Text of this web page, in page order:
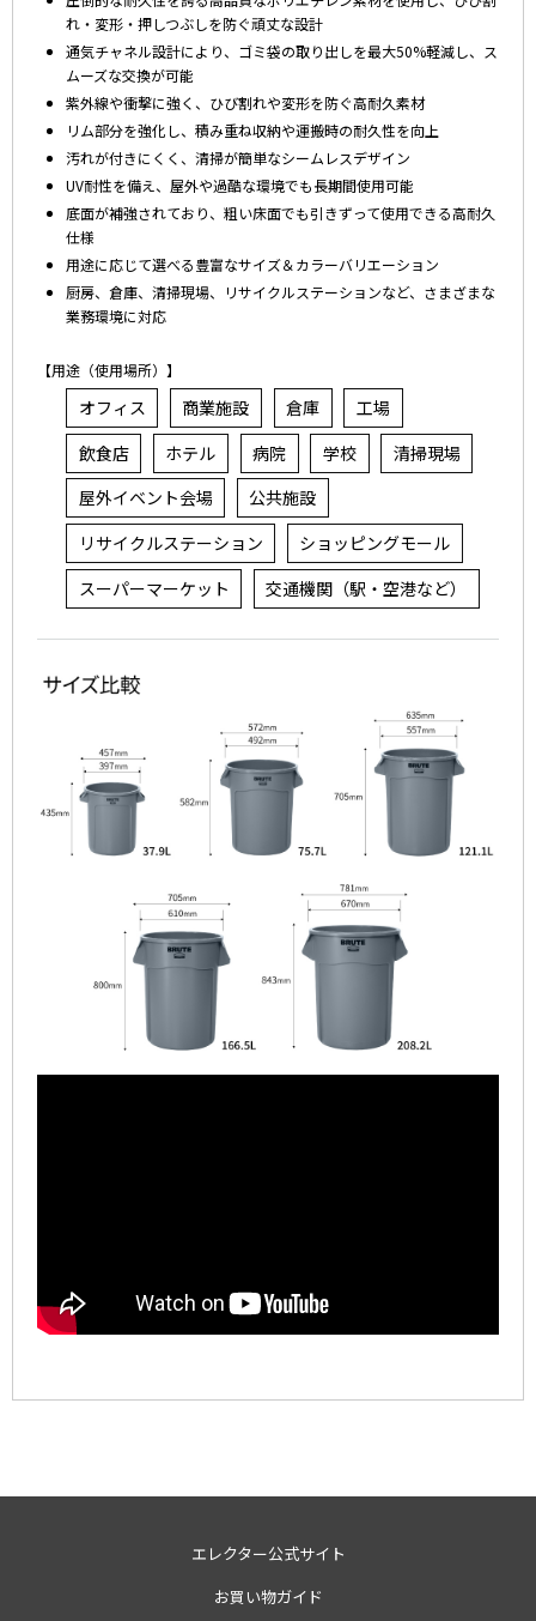
れ・変形・押しつぶしを防ぐ頑丈な設計
通気チャネル設計により、ゴミ袋の取り出しを最大50%軽減し、ス
ムーズな交換が可能
紫外線や衝撃に強く、ひび割れや変形を防ぐ高耐久素材
リム部分を強化し、積み重ね収納や運搬時の耐久性を向上
汚れが付きにくく、清掃が簡単なシームレスデザイン
UV耐性を備え、屋外や過酷な環境でも長期間使用可能
底面が補強されており、粗い床面でも引きずって使用できる高耐久
仕様
用途に応じて選べる豊富なサイズ＆カラーバリエーション
厨房、倉庫、清掃現場、リサイクルステーションなど、さまざまな
業務環境に対応
【用途（使用場所）】
オフィス 商業施設 倉庫
工場
飲食店
ホテル 病院 学校
清掃現場
屋外イベント会場
公共施設
リサイクルステーション
ショッピングモール
スーパーマーケット
交通機関（駅・空港など）
エレクター公式サイト
お買い物ガイド